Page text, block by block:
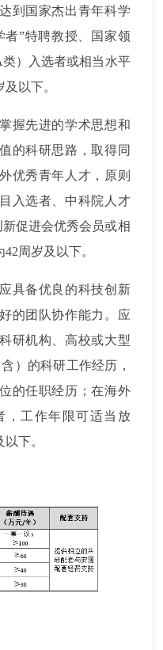
到国家杰出青年科学
者”特聘教授、国家领
类）入选者或相当水平
及以下。
握先进的学术思想和
的科研思路，取得同
优秀青年人才，原则
入选者、中科院人才
促进会优秀会员或相
42周岁及以下。
应具备优良的科技创新
的团队协作能力。应
研机构、高校或大型
）的科研工作经历，
的任职经历；在海外
，工作年限可适当放
以下。